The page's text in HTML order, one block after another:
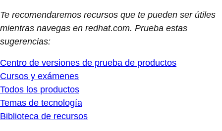
Te recomendaremos recursos que te pueden ser útiles
mientras navegas en redhat.com. Prueba estas
sugerencias:
Centro de versiones de prueba de productos
Cursos y exámenes
Todos los productos
Temas de tecnología
Biblioteca de recursos